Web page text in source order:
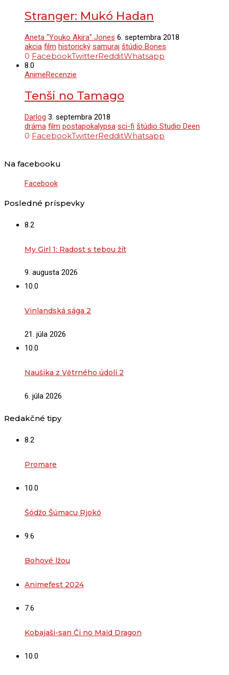
Stranger: Mukó Hadan
Aneta "Youko Akira" Jones 6. septembra 2018
akcia film historický samuraj štúdio Bones
0 FacebookTwitterRedditWhatsapp
8.0
AnimeRecenzie
Tenši no Tamago
Darlog 3. septembra 2018
dráma film postapokalypsa sci-fi štúdio Studio Deen
0 FacebookTwitterRedditWhatsapp
Na facebooku
Facebook
Posledné príspevky
8.2
My Girl 1: Radost s tebou žít
9. augusta 2026
10.0
Vinlandská sága 2
21. júla 2026
10.0
Naušika z Větrného údolí 2
6. júla 2026
Redakčné tipy
8.2
Promare
10.0
Šódžo Šúmacu Rjokó
9.6
Bohové lžou
Animefest 2024
7.6
Kobajaši-san Či no Maid Dragon
10.0